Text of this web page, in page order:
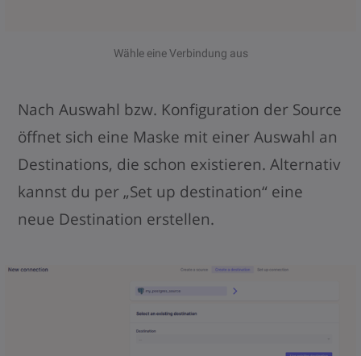
Wähle eine Verbindung aus
Nach Auswahl bzw. Konfiguration der Source
öffnet sich eine Maske mit einer Auswahl an
Destinations, die schon existieren. Alternativ
kannst du per „Set up destination“ eine
neue Destination erstellen.